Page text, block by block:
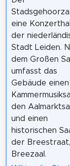
eine
der
Stadt Leiden.
dem Großen
umfasst das
Gebäude einen
den
und einen
historischen
der
Breezaal.